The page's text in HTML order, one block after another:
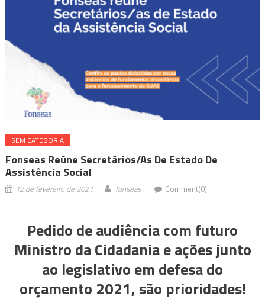
SEM CATEGORIA
Fonseas Reúne Secretários/as De Estado De
Assistência Social
12 de fevereiro de 2021 fonseas Comment(0)
Pedido de audiência com futuro
Ministro da Cidadania e ações junto
ao legislativo em defesa do
orçamento 2021, são prioridades!